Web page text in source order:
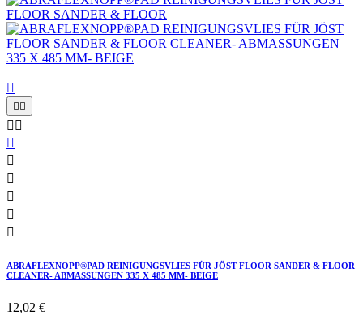

 
 






ABRAFLEXNOPP®PAD REINIGUNGSVLIES FÜR JÖST FLOOR SANDER & FLOOR
CLEANER- ABMASSUNGEN 335 X 485 MM- BEIGE
12,02 €